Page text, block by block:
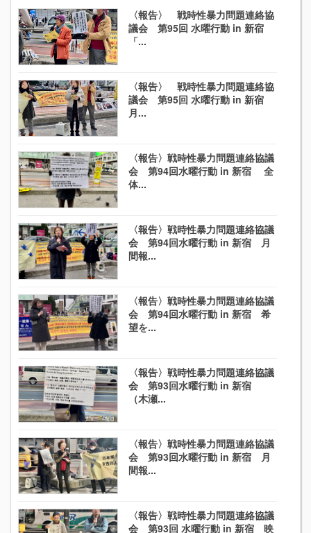
〈報告〉 戦時性暴力問題連絡協
議会 第95回 水曜行動 in 新宿
「...
〈報告〉 戦時性暴力問題連絡協
議会 第95回 水曜行動 in 新宿
月...
〈報告〉戦時性暴力問題連絡協議
会 第94回水曜行動 in 新宿 全
体...
〈報告〉戦時性暴力問題連絡協議
会 第94回水曜行動 in 新宿 月
間報...
〈報告〉戦時性暴力問題連絡協議
会 第94回水曜行動 in 新宿 希
望を...
〈報告〉戦時性暴力問題連絡協議
会 第93回水曜行動 in 新宿
（木瀬...
〈報告〉戦時性暴力問題連絡協議
会 第93回水曜行動 in 新宿 月
間報...
〈報告〉戦時性暴力問題連絡協議
会 第93回 水曜行動 in 新宿 映